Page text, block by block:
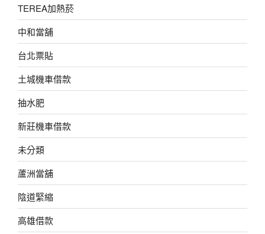
TEREA加熱菸
中和當舖
台北票貼
土城機車借款
抽水肥
新莊機車借款
未分類
蘆洲當舖
陰道緊縮
高雄借款